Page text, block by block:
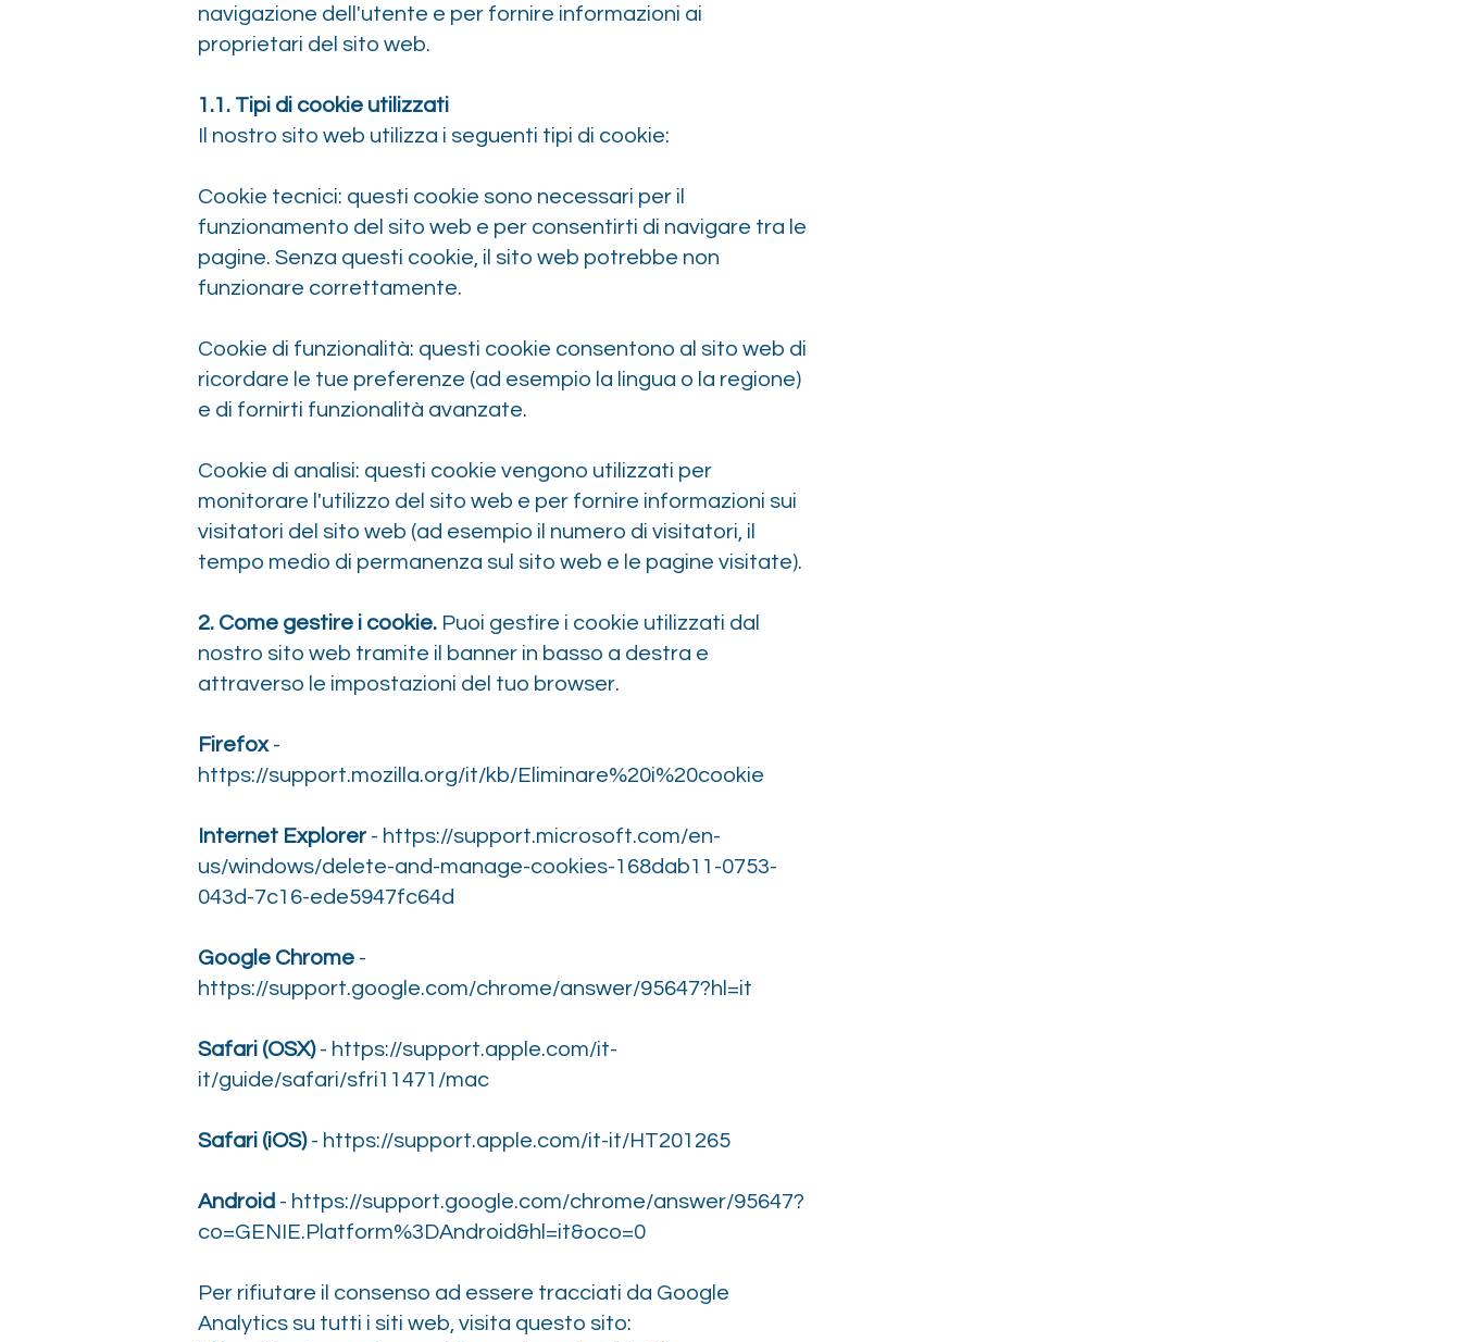
navigazione dell'utente e per fornire informazioni ai
proprietari del sito web.
1.1. Tipi di cookie utilizzati
Il nostro sito web utilizza i seguenti tipi di cookie:
Cookie tecnici: questi cookie sono necessari per il
funzionamento del sito web e per consentirti di navigare tra le
pagine. Senza questi cookie, il sito web potrebbe non
funzionare correttamente.
Cookie di funzionalità: questi cookie consentono al sito web di
ricordare le tue preferenze (ad esempio la lingua o la regione)
e di fornirti funzionalità avanzate.
Cookie di analisi: questi cookie vengono utilizzati per
monitorare l'utilizzo del sito web e per fornire informazioni sui
visitatori del sito web (ad esempio il numero di visitatori, il
tempo medio di permanenza sul sito web e le pagine visitate).
2. Come gestire i cookie. Puoi gestire i cookie utilizzati dal
nostro sito web tramite il banner in basso a destra e
attraverso le impostazioni del tuo browser.
Firefox-
https://support.mozilla.org/it/kb/Eliminare%20i%20cookie
Internet Explorer- https://support.microsoft.com/en-
us/windows/delete-and-manage-cookies-168dab11-0753-
043d-7c16-ede5947fc64d
Google Chrome -
https://support.google.com/chrome/answer/95647?hl=it
Safari (OSX)- https://support.apple.com/it-
it/guide/safari/sfri11471/mac
Safari (iOS)- https://support.apple.com/it-it/HT201265
Android - https://support.google.com/chrome/answer/95647?
co=GENIE.Platform%3DAndroid&hl=it&oco=0
Per rifiutare il consenso ad essere tracciati da Google
Analytics su tutti i siti web, visita questo sito: